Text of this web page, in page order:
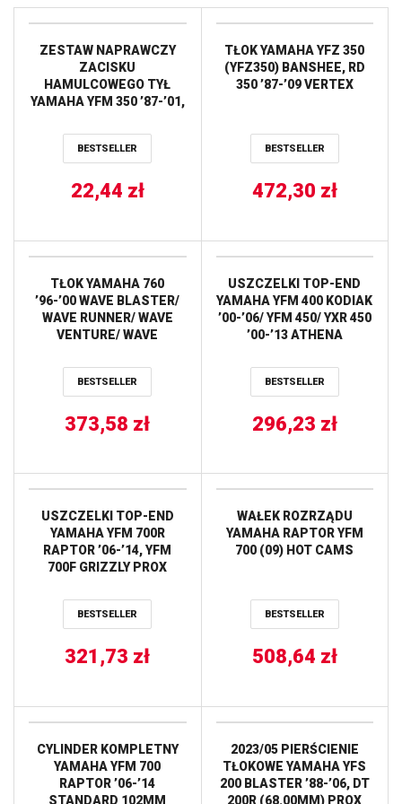
ZESTAW NAPRAWCZY
ZACISKU
HAMULCOWEGO TYŁ
YAMAHA YFM 350 ’87-’01,
TOURMAX
BESTSELLER
22,44 zł
TŁOK YAMAHA YFZ 350
(YFZ350) BANSHEE, RD
350 ’87-’09 VERTEX
BESTSELLER
472,30 zł
TŁOK YAMAHA 760
’96-’00 WAVE BLASTER/
WAVE RUNNER/ WAVE
VENTURE/ WAVE
VENTURE, GP/XL/SUV
1200 ’97-’04 (84.50MM)
BESTSELLER
373,58 zł
USZCZELKI TOP-END
YAMAHA YFM 400 KODIAK
’00-’06/ YFM 450/ YXR 450
’00-’13 ATHENA
BESTSELLER
296,23 zł
USZCZELKI TOP-END
YAMAHA YFM 700R
RAPTOR ’06-’14, YFM
700F GRIZZLY PROX
BESTSELLER
321,73 zł
WAŁEK ROZRZĄDU
YAMAHA RAPTOR YFM
700 (09) HOT CAMS
BESTSELLER
508,64 zł
CYLINDER KOMPLETNY
YAMAHA YFM 700
RAPTOR ’06-’14
STANDARD 102MM
2023/05 PIERŚCIENIE
TŁOKOWE YAMAHA YFS
200 BLASTER ’88-’06, DT
200R (68.00MM) PROX